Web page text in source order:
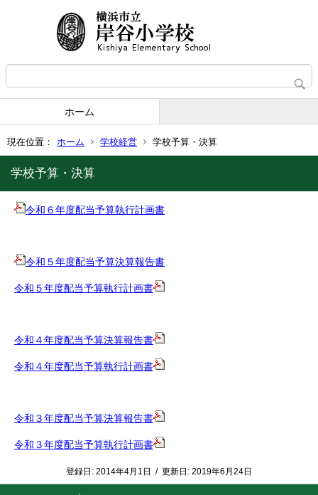
ホーム
現在位置： ホーム 学校経営 学校予算・決算
学校予算・決算
令和６年度配当予算執行計画書
令和５年度配当予算決算報告書
令和５年度配当予算執行計画書
令和４年度配当予算決算報告書
令和４年度配当予算執行計画書
令和３年度配当予算決算報告書
令和３年度配当予算執行計画書
登録日: 2014年4月1日 / 更新日: 2019年6月24日